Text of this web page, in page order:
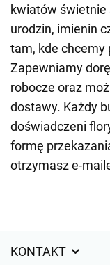
kwiatów świetnie
urodzin, imienin
tam, kde chcemy
Zapewniamy
robocze oraz
dostawy. Każdy
doświadczeni
formę
otrzymasz e-
KONTAKT